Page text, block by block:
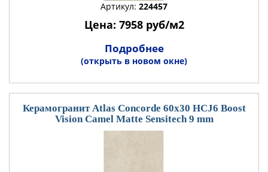
Артикул: 224457
Цена: 7958 руб/м2
Подробнее
(открыть в новом окне)
Керамогранит Atlas Concorde 60x30 HCJ6 Boost
Vision Camel Matte Sensitech 9 mm